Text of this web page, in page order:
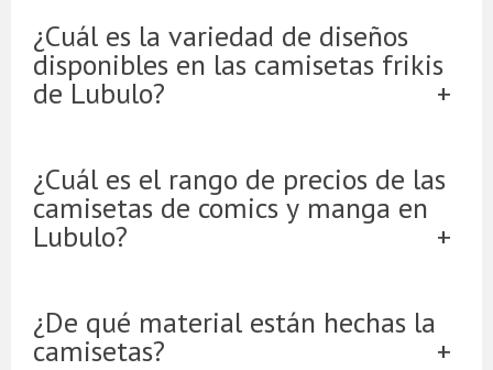
¿Cuál es la variedad de diseños
disponibles en las camisetas frikis
de Lubulo?
¿Cuál es el rango de precios de las
camisetas de comics y manga en
Lubulo?
¿De qué material están hechas la
camisetas?